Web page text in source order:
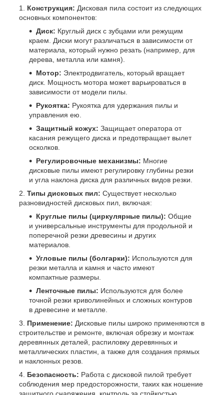
Конструкция: Дисковая пила состоит из следующих
основных компонентов:
Диск: Круглый диск с зубцами или режущим
краем. Диски могут различаться в зависимости от
материала, который нужно резать (например, для
дерева, металла или камня).
Мотор: Электродвигатель, который вращает
диск. Мощность мотора может варьироваться в
зависимости от модели пилы.
Рукоятка: Рукоятка для удержания пилы и
управления ею.
Защитный кожух: Защищает оператора от
касания режущего диска и предотвращает вылет
осколков.
Регулировочные механизмы: Многие
дисковые пилы имеют регулировку глубины резки
и угла наклона диска для различных видов резки.
Типы дисковых пил: Существует несколько
разновидностей дисковых пил, включая:
Круглые пилы (циркулярные пилы): Общие
и универсальные инструменты для продольной и
поперечной резки древесины и других
материалов.
Угловые пилы (болгарки): Используются для
резки металла и камня и часто имеют
компактные размеры.
Ленточные пилы: Используются для более
точной резки криволинейных и сложных контуров
в древесине и металле.
Применение: Дисковые пилы широко применяются в
строительстве и ремонте, включая обрезку и монтаж
деревянных деталей, распиловку деревянных и
металлических пластин, а также для создания прямых
и наклонных резов.
Безопасность: Работа с дисковой пилой требует
соблюдения мер предосторожности, таких как ношение
защитного снаряжения, контроль за стойкостью